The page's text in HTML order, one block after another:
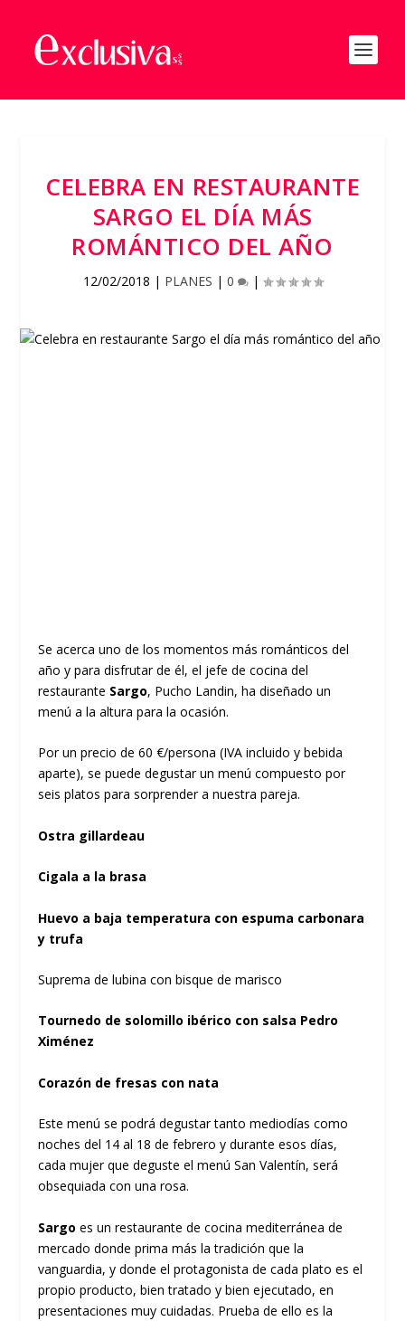
CELEBRA EN RESTAURANTE
SARGO EL DÍA MÁS
ROMÁNTICO DEL AÑO
12/02/2018 | PLANES | 0 |
Se acerca uno de los momentos más románticos del
año y para disfrutar de él, el jefe de cocina del
restaurante Sargo, Pucho Landin, ha diseñado un
menú a la altura para la ocasión.
Por un precio de 60 €/persona (IVA incluido y bebida
aparte), se puede degustar un menú compuesto por
seis platos para sorprender a nuestra pareja.
Ostra gillardeau
Cigala a la brasa
Huevo a baja temperatura con espuma carbonara
y trufa
Suprema de lubina con bisque de marisco
Tournedo de solomillo ibérico con salsa Pedro
Ximénez
Corazón de fresas con nata
Este menú se podrá degustar tanto mediodías como
noches del 14 al 18 de febrero y durante esos días,
cada mujer que deguste el menú San Valentín, será
obsequiada con una rosa.
Sargo es un restaurante de cocina mediterránea de
mercado donde prima más la tradición que la
vanguardia, y donde el protagonista de cada plato es el
propio producto, bien tratado y bien ejecutado, en
presentaciones muy cuidadas. Prueba de ello es la